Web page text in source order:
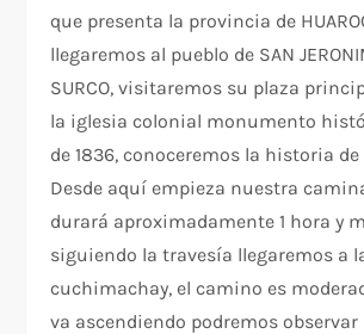
que presenta la provincia de
llegaremos al pueblo de SAN
SURCO, visitaremos su plaza
la iglesia colonial monumento
de 1836, conoceremos la historia de
Desde aquí empieza nuestra
durará aproximadamente 1 hora y
siguiendo la travesía llegaremos a
cuchimachay, el camino es
va ascendiendo podremos observar